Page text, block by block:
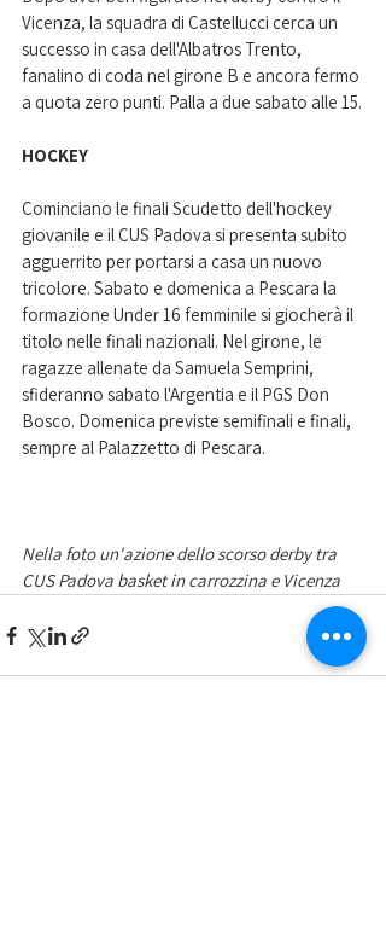
Vicenza, la squadra di Castellucci cerca un
successo in casa dell'Albatros Trento,
fanalino di coda nel girone B e ancora fermo
a quota zero punti. Palla a due sabato alle 15.
HOCKEY
Cominciano le finali Scudetto dell'hockey
giovanile e il CUS Padova si presenta subito
agguerrito per portarsi a casa un nuovo
tricolore. Sabato e domenica a Pescara la
formazione Under 16 femminile si giocherà il
titolo nelle finali nazionali. Nel girone, le
ragazze allenate da Samuela Semprini,
sfideranno sabato l'Argentia e il PGS Don
Bosco. Domenica previste semifinali e finali,
sempre al Palazzetto di Pescara.
Nella foto un'azione dello scorso derby tra
CUS Padova basket in carrozzina e Vicenza